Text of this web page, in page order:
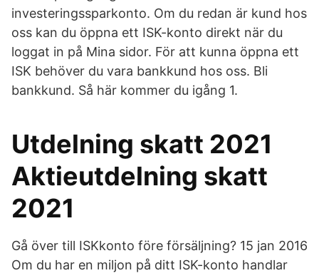
investeringssparkonto. Om du redan är kund hos
oss kan du öppna ett ISK-konto direkt när du
loggat in på Mina sidor. För att kunna öppna ett
ISK behöver du vara bankkund hos oss. Bli
bankkund. Så här kommer du igång 1.
Utdelning skatt 2021
Aktieutdelning skatt
2021
Gå över till ISKkonto före försäljning? 15 jan 2016
Om du har en miljon på ditt ISK-konto handlar